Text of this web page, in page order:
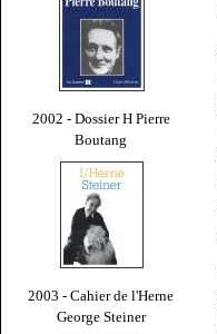
2002 - Dossier H Pierre
Boutang
2003 - Cahier de l'Herne
George Steiner